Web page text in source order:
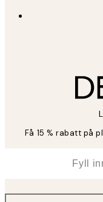
Få 15 % rabatt på